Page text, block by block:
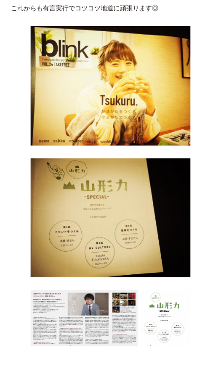
これからも有言実行でコツコツ地道に頑張ります◎